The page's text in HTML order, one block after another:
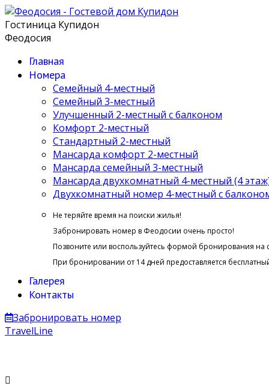
Гостиница Купидон
Феодосия
Главная
Номера
Семейный 4-местный
Семейный 3-местный
Улучшенный 2-местный с балконом
Комфорт 2-местный
Стандартный 2-местный
Мансарда комфорт 2-местный
Мансарда семейный 3-местный
Мансарда двухкомнатный 4-местный (4
Двухкомнатный номер 4-местный с
Не теряйте время на поиски жилья!
Забронировать номер в Феодосии очень просто!
Позвоните или воспользуйтесь формой бронирования на
При бронировании от 14 дней предоставляется
Галерея
Контакты
Забронировать номер
TravelLine